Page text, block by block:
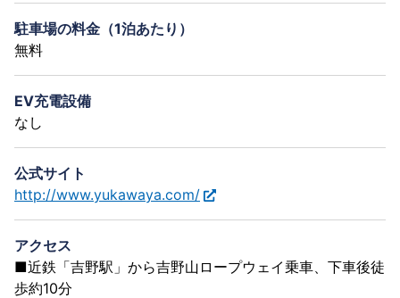
駐車場の料金（1泊あたり）
無料
EV充電設備
なし
公式サイト
http://www.yukawaya.com/
アクセス
■近鉄「吉野駅」から吉野山ロープウェイ乗車、下車後徒
歩約10分